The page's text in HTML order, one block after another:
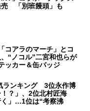
売 「別班饅頭」も
コアラのマーチ」とコ
“ノコル”二宮和也らが
ッカー＆缶バッジ
ランキング 3位永作博
？」、2位北村匠海
く」…1位は“考察沸